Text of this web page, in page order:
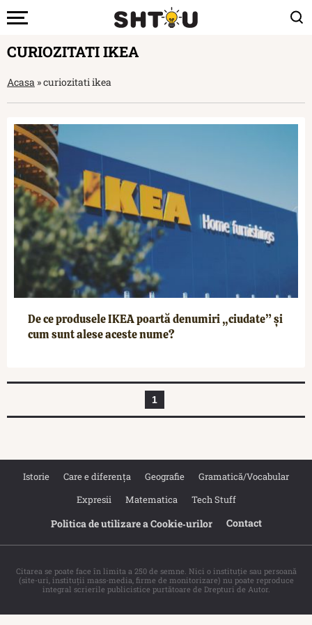
CURIOZITATI IKEA
Acasa »curiozitati ikea
De ce produsele IKEA poartă denumiri „ciudate” și
cum sunt alese aceste nume?
1
Istorie Care e diferența Geografie
Gramatică/Vocabular
Expresii
Matematica Tech Stuff
Politica de utilizare a Cookie‐urilor Contact
Citarea se poate face în limita a 250 de semne. Nici o instituţie sau persoană
(site-uri, instituţii mass-media, firme de monitorizare) nu poate reproduce
integral scrierile publicistice purtătoare de Drepturi de Autor.